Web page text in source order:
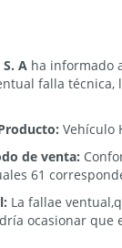
A ha informado
falla
Vehículo
de venta:
61
La fallae
ocasionar que